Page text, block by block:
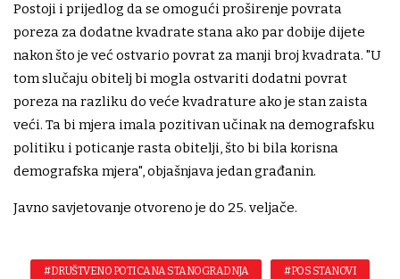
Postoji i prijedlog da se omogući proširenje povrata
poreza za dodatne kvadrate stana ako par dobije dijete
nakon što je već ostvario povrat za manji broj kvadrata. "U
tom slučaju obitelj bi mogla ostvariti dodatni povrat
poreza na razliku do veće kvadrature ako je stan zaista
veći. Ta bi mjera imala pozitivan učinak na demografsku
politiku i poticanje rasta obitelji, što bi bila korisna
demografska mjera", objašnjava jedan građanin.
Javno savjetovanje otvoreno je do 25. veljače.
#DRUŠTVENO POTICANA STANOGRADNJA #POS STANOVI